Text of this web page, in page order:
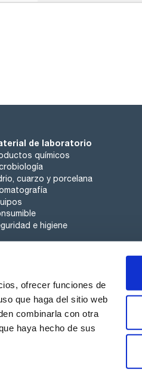
ofrecer funciones de
que haga del sitio web
combinarla con otra
haya hecho de sus
de laboratorio
químicos
cuarzo y porcelana
e higiene
con nosotros